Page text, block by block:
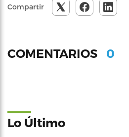
Compartir
COMENTARIOS 0
Lo Último